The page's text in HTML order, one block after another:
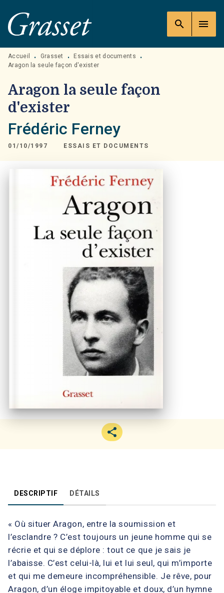
MENU RECHERCHE
PIED DE PAGE
search menu
Accueil • Grasset • Essais et documents
•
Aragon la seule façon d'exister
Aragon la seule façon
d'exister
Frédéric Ferney
01/10/1997 ESSAIS ET DOCUMENTS
DESCRIPTIF DÉTAILS
« Où situer Aragon, entre la soumission et
l’esclandre ? C’est toujours un jeune homme qui se
récrie et qui se déplore : tout ce que je sais je
l’abaisse. C’est celui-là, lui et lui seul, qui m’importe
et qui me demeure incompréhensible. Je rêve, pour
Aragon, d’un éloge impitoyable et doux, d’un hymne